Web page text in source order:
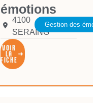
émotions
4100
SERAING
Gestion des
VOIR
LA
FICHE